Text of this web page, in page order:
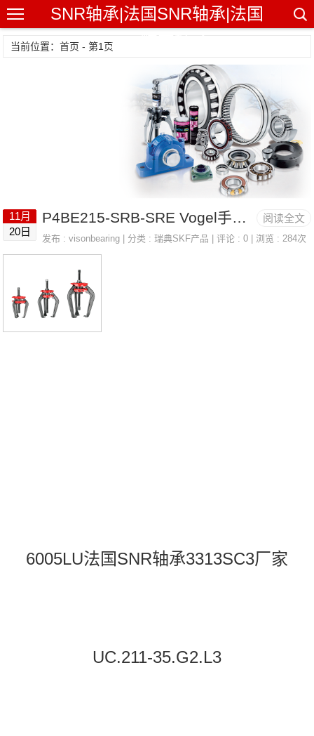
SNR轴承|法国SNR轴承|法国
SNR精密轴承
当前位置：首页 - 第1页
阅读全文
11月
20日
P4BE215-SRB-SRE Vogel手动润滑 LINCOLN 223-14244-7
发布 :visonbearing | 分类 :瑞典SKF产品 | 评论 : 0 | 浏览 : 284次
6005LU法国SNR轴承3313SC3厂家
UC.211-35.G2.L3